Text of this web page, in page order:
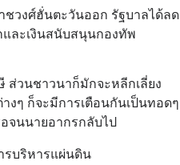
ชวงศ์ฮั่นตะวันออก รัฐบาลได้ลด
ละเงินสนับสนุนกองทัพ
ส่วนชาวนาก็มักจะหลีกเลี่ยง
งๆ ก็จะมีการเตือนกันเป็นทอดๆ
จนนายอากรกลับไป
รบริหารแผ่นดิน